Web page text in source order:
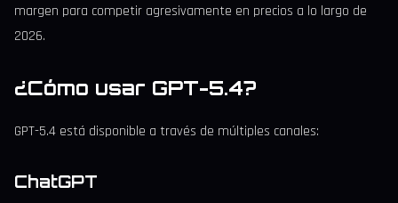
margen para competir agresivamente en precios a lo largo de
2026.
¿Cómo usar GPT-5.4?
GPT-5.4 está disponible a través de múltiples canales:
ChatGPT